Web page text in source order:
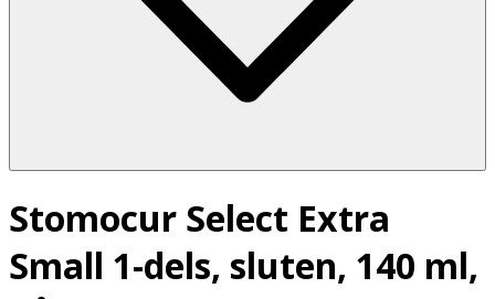
Stomocur Select Extra
Small 1-dels, sluten, 140 ml,